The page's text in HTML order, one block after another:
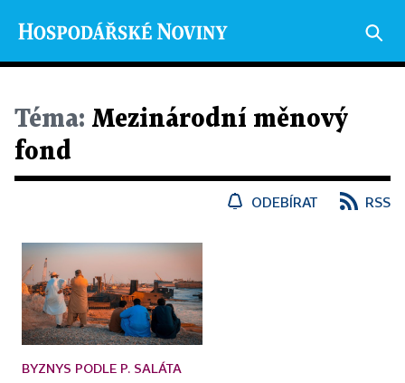
Téma: Mezinárodní měnový
fond
ODEBÍRAT RSS
BYZNYS PODLE P. SALÁTA